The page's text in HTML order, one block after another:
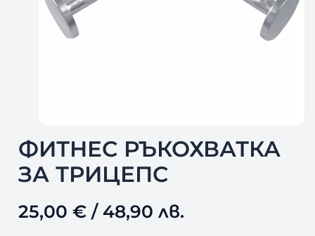
ФИТНЕС РЪКОХВАТКА
ЗА ТРИЦЕПС
25,00 €/ 48,90 лв.